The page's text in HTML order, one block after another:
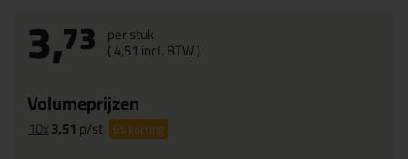
3,73 per stuk
(4,51 incl. BTW )
Volumeprijzen
10x3,51 p/st 6%korting